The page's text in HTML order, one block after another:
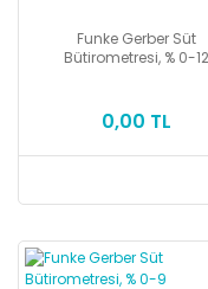
Funke Gerber Süt
Bütirometresi, % 0-12
0,00 TL